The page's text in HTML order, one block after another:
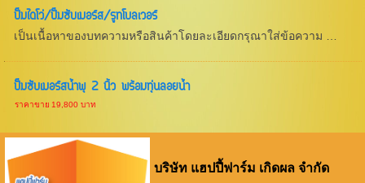
ปั๊มไดโว่/ปั๊มซับเมอร์ส/รูทโบลเวอร์
เป็นเนื้อหาของบทความหรือสินค้าโดยละเอียดกรุณาใส่ข้อความ …
ปั๊มซับเมอร์สน้ำพุ 2 นิ้ว พร้อมทุ่นลอยน้ำ
ราคาขาย 19,800 บาท
บริษัท แฮปปี้ฟาร์ม เกิดผล จำกัด